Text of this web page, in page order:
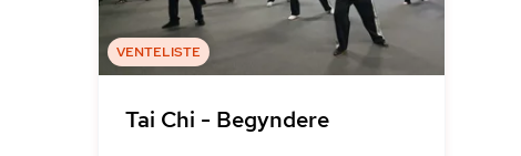
VENTELISTE
Tai Chi - Begyndere